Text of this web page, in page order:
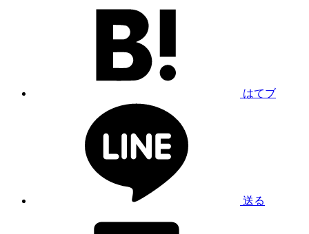
はてブ
送る